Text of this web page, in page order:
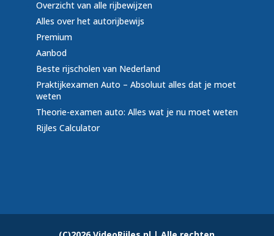
Overzicht van alle rijbewijzen
Alles over het autorijbewijs
Premium
Aanbod
Beste rijscholen van Nederland
Praktijkexamen Auto – Absoluut alles dat je moet
weten
Theorie-examen auto: Alles wat je nu moet weten
Rijles Calculator